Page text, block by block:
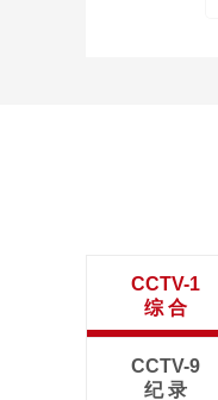
CCTV-1
综 合
CCTV-9
纪 录